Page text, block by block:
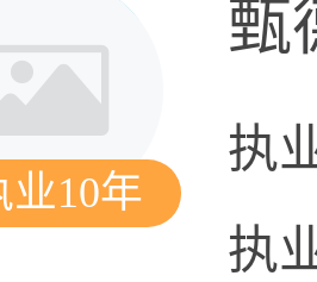
业10年
甄
执
执